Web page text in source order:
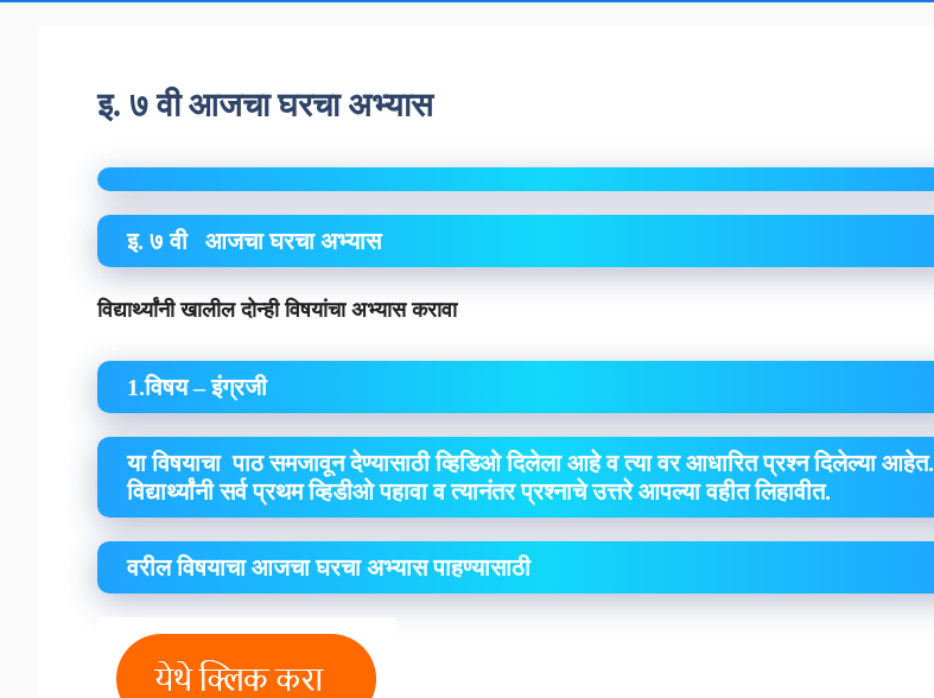
इ. ७ वी आजचा घरचा अभ्यास
इ. ७ वी आजचा घरचा अभ्यास
विद्यार्थ्यांनी खालील दोन्ही विषयांचा अभ्यास करावा
1.विषय – इंग्रजी
या विषयाचा पाठ समजावून देण्यासाठी व्हिडिओ दिलेला आहे व त्या वर आधारित प्रश्न दिलेल्या आहेत.
विद्यार्थ्यांनी सर्व प्रथम व्हिडीओ पहावा व त्यानंतर प्रश्नाचे उत्तरे आपल्या वहीत लिहावीत.
वरील विषयाचा आजचा घरचा अभ्यास पाहण्यासाठी